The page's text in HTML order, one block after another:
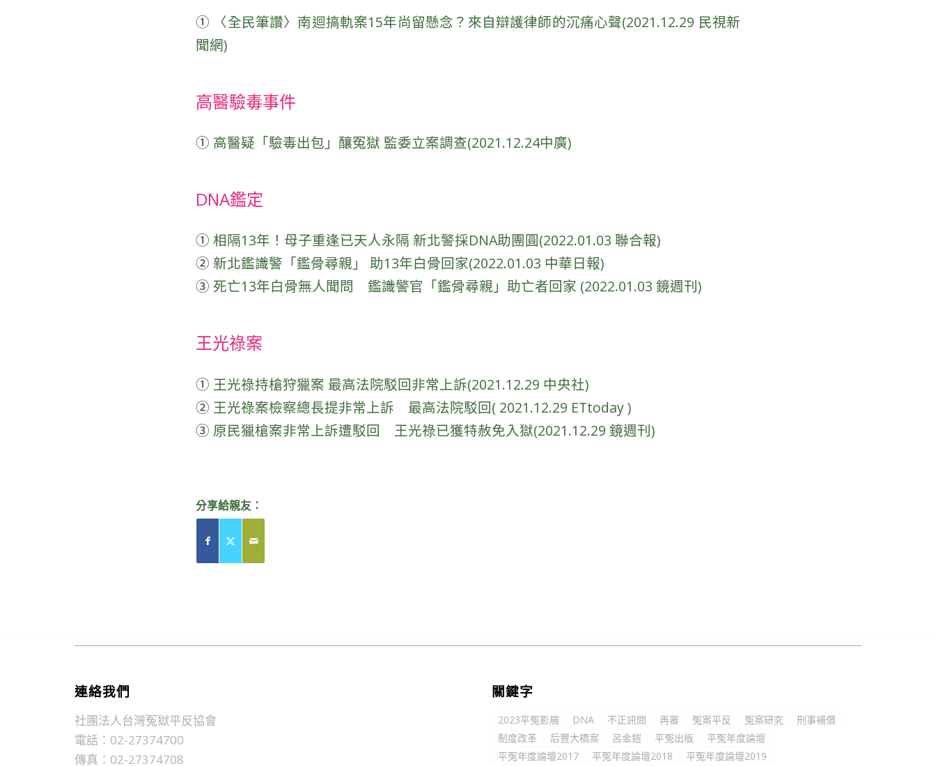
①
〈全民筆讚〉南迴搞軌案15年尚留懸念？來自辯護律師的沉痛心聲(2021.12.29 民視新
聞網)
高醫驗毒事件
① 高醫疑「驗毒出包」釀冤獄 監委立案調查(2021.12.24中廣)
DNA鑑定
① 相隔13年！母子重逢已天人永隔 新北警採DNA助團圓(2022.01.03 聯合報)
② 新北鑑識警「鑑骨尋親」 助13年白骨回家(2022.01.03 中華日報)
③ 死亡13年白骨無人聞問 鑑識警官「鑑骨尋親」助亡者回家 (2022.01.03 鏡週刊)
王光祿案
① 王光祿持槍狩獵案 最高法院駁回非常上訴(2021.12.29 中央社)
② 王光祿案檢察總長提非常上訴 最高法院駁回( 2021.12.29 ETtoday )
③ 原民獵槍案非常上訴遭駁回 王光祿已獲特赦免入獄(2021.12.29 鏡週刊)
分享給親友：
連絡我們
社團法人台灣冤獄平反協會
電話：02-27374700
傳真：02-27374708
關鍵字
2023平冤影展 DNA 不正訊問 再審 冤案平反 冤案研究
刑事補償
制度改革
后豐大橋案 呂金鎧 平冤出版
平冤年度論壇
平冤年度論壇2017
平冤年度論壇2018 平冤年度論壇2019